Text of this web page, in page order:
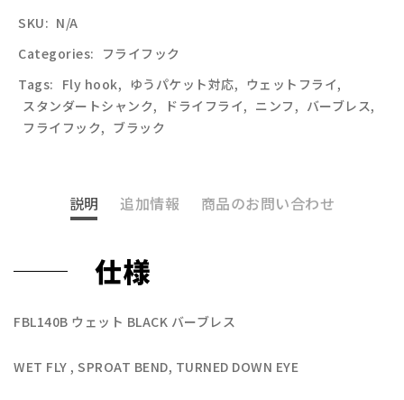
SKU: N/A
Categories: フライフック
Tags: Fly hook, ゆうパケット対応, ウェットフライ,
スタンダートシャンク, ドライフライ, ニンフ , バーブレス,
フライフック, ブラック
説明 追加情報 商品のお問い合わせ
仕様
FBL140B ウェット BLACK バーブレス
WET FLY , SPROAT BEND, TURNED DOWN EYE